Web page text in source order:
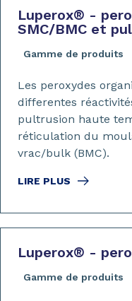
Luperox® -
SMC/BMC et
Gamme de produits
LIRE PLUS
Les peroxydes
differentes
pultrusion haute
réticulation du
vrac/bulk (BMC).
Luperox® -
Gamme de produits